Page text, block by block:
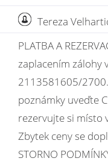
Tereza
PLATBA A
zaplacením zálohy
2113581605/
poznámky uveďte
rezervujte si místo
Zbytek ceny se
STORNO